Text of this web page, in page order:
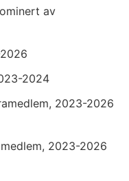
av
2024
2023-2026
2023-2026